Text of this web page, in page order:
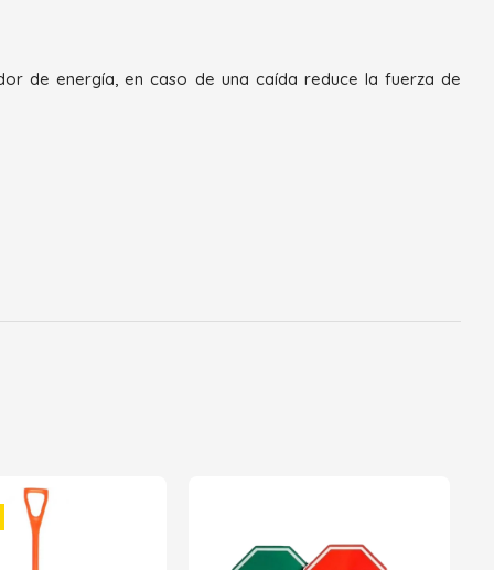
de energía, en caso de una caída reduce la fuerza de